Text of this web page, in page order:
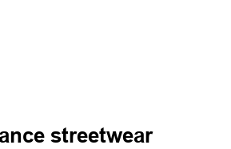
streetwear